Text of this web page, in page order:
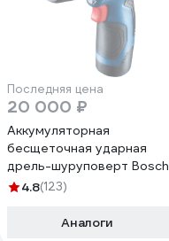
Последняя цена
20 000 ₽
Аккумуляторная
бесщеточная ударная
дрель-шуруповерт Bosch
GSB 12V-30 06019G9120
4.8(123)
Аналоги